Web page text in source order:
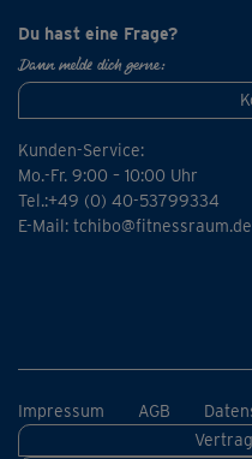
gesprochenen Anleitungen.
Wer die "slow"-Variante
hat, kann einfach zur
Wichtig: Bitte immer
genau nach Anleitung und
selbst wenn diese nur sehr
Du hast eine Frage?
Dann melde dich gerne:
Kunden-Service:
Mo.-Fr. 9:00 – 10:00 Uhr
Tel.:+49 (0) 40-53799334
E-Mail: tchibo@fitnessraum.de
Impressum AGB